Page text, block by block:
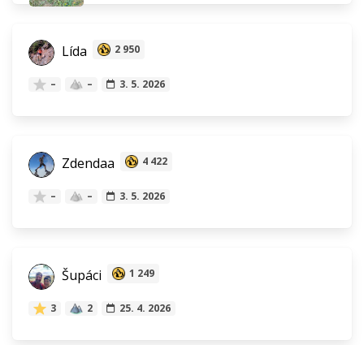
Lída 2 950
– – 3. 5. 2026
Zdendaa 4 422
– – 3. 5. 2026
Šupáci 1 249
3 2 25. 4. 2026